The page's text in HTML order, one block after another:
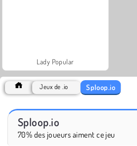
Lady Popular
Jeux de .io Sploop.io
Sploop.io
70% des joueurs aiment ce jeu